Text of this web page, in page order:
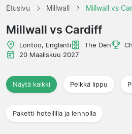
Etusivu Millwall Millwall vs
Millwall vs Cardiff
Lontoo, Englanti The Den
20 Maaliskuu 2027
Näytä kaikki Pelkkä lippu
Paketti hotellilla ja lennolla